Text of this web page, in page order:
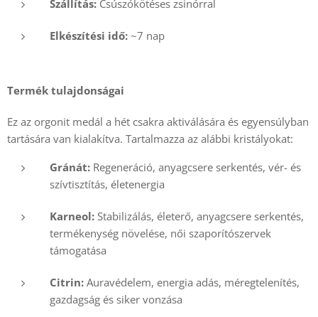
Szállítás: Csúszókötéses zsinórral
Elkészítési idő: ~7 nap
Termék tulajdonságai
Ez az orgonit medál a hét csakra aktiválására és egyensúlyban
tartására van kialakítva. Tartalmazza az alábbi kristályokat:
Gránát: Regeneráció, anyagcsere serkentés, vér- és
szívtisztítás, életenergia
Karneol: Stabilizálás, életerő, anyagcsere serkentés,
termékenység növelése, női szaporítószervek
támogatása
Citrin: Auravédelem, energia adás, méregtelenítés,
gazdagság és siker vonzása